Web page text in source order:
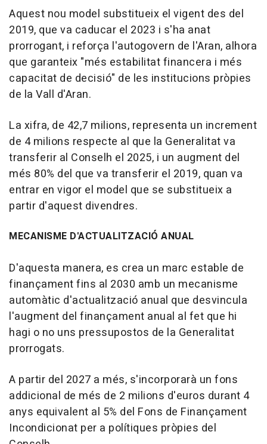
Aquest nou model substitueix el vigent des del
2019, que va caducar el 2023 i s'ha anat
prorrogant, i reforça l'autogovern de l'Aran, alhora
que garanteix "més estabilitat financera i més
capacitat de decisió" de les institucions pròpies
de la Vall d'Aran.
La xifra, de 42,7 milions, representa un increment
de 4 milions respecte al que la Generalitat va
transferir al Conselh el 2025, i un augment del
més 80% del que va transferir el 2019, quan va
entrar en vigor el model que se substitueix a
partir d'aquest divendres.
MECANISME D'ACTUALITZACIÓ ANUAL
D'aquesta manera, es crea un marc estable de
finançament fins al 2030 amb un mecanisme
automàtic d'actualització anual que desvincula
l'augment del finançament anual al fet que hi
hagi o no uns pressupostos de la Generalitat
prorrogats.
A partir del 2027 a més, s'incorporarà un fons
addicional de més de 2 milions d'euros durant 4
anys equivalent al 5% del Fons de Finançament
Incondicionat per a polítiques pròpies del